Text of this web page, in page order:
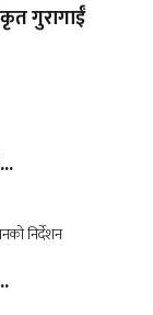
गुरागाईँ